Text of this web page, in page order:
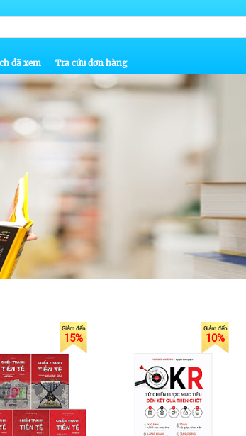
đã xem Tra cứu đơn hàng
15% 10%